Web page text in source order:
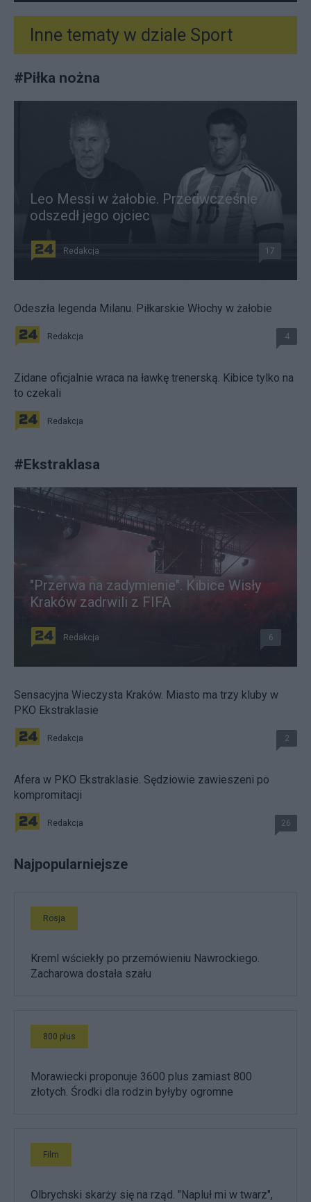
Inne tematy w dziale Sport
#Piłka nożna
Leo Messi w żałobie. Przedwcześnie
odszedł jego ojciec
Redakcja 17
Odeszła legenda Milanu. Piłkarskie Włochy w żałobie
Redakcja 4
Zidane oficjalnie wraca na ławkę trenerską. Kibice tylko na
to czekali
Redakcja
#Ekstraklasa
"Przerwa na zadymienie". Kibice Wisły
Kraków zadrwili z FIFA
Redakcja 6
Sensacyjna Wieczysta Kraków. Miasto ma trzy kluby w
PKO Ekstraklasie
Redakcja 2
Afera w PKO Ekstraklasie. Sędziowie zawieszeni po
kompromitacji
Redakcja 26
Najpopularniejsze
Rosja
Kreml wściekły po przemówieniu Nawrockiego.
Zacharowa dostała szału
800 plus
Morawiecki proponuje 3600 plus zamiast 800
złotych. Środki dla rodzin byłyby ogromne
Film
Olbrychski skarży się na rząd. "Napluł mi w twarz",